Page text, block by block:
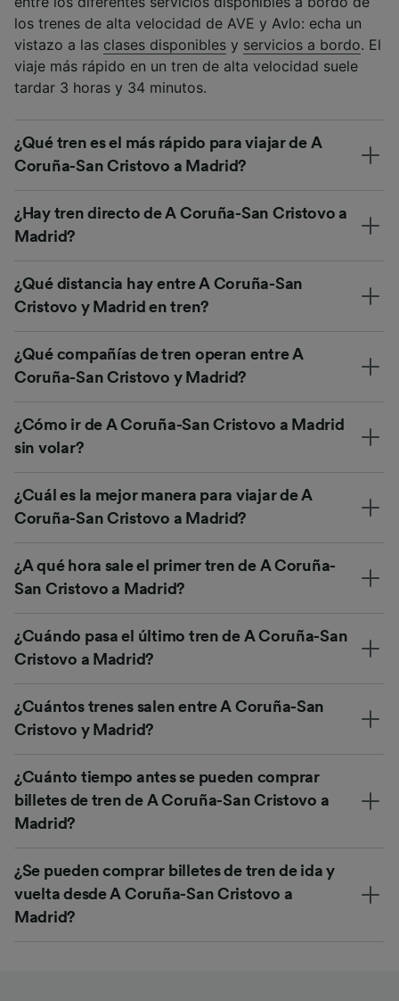
los trenes de alta velocidad de AVE y Avlo: echa un
vistazo a las clases disponibles y servicios a bordo. El
viaje más rápido en un tren de alta velocidad suele
tardar 3 horas y 34 minutos.
¿Qué tren es el más rápido para viajar de A
Coruña-San Cristovo a Madrid?
¿Hay tren directo de A Coruña-San Cristovo a
Madrid?
¿Qué distancia hay entre A Coruña-San
Cristovo y Madrid en tren?
¿Qué compañías de tren operan entre A
Coruña-San Cristovo y Madrid?
¿Cómo ir de A Coruña-San Cristovo a Madrid
sin volar?
¿Cuál es la mejor manera para viajar de A
Coruña-San Cristovo a Madrid?
¿A qué hora sale el primer tren de A Coruña-
San Cristovo a Madrid?
¿Cuándo pasa el último tren de A Coruña-San
Cristovo a Madrid?
¿Cuántos trenes salen entre A Coruña-San
Cristovo y Madrid?
¿Cuánto tiempo antes se pueden comprar
billetes de tren de A Coruña-San Cristovo a
Madrid?
¿Se pueden comprar billetes de tren de ida y
vuelta desde A Coruña-San Cristovo a
Madrid?